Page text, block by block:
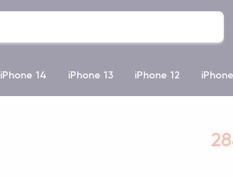
iPhone 14 iPhone 13 iPhone 12